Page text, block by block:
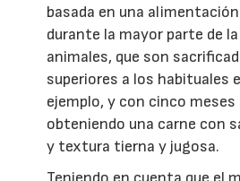
basada en una
durante la mayor parte de
animales, que son
superiores a los habituales
ejemplo, y con cinco meses
obteniendo una carne con
y textura tierna y jugosa.